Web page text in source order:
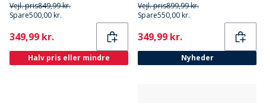
Vejl. pris849,99 kr.
Spare500,00 kr.
Current
349,99 kr.
Halv pris eller mindre
Vejl. pris899,99 kr.
Spare550,00 kr.
Current
349,99 kr.
Nyheder